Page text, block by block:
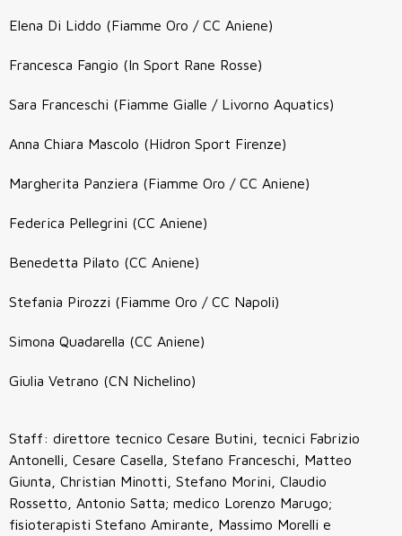
Elena Di Liddo (Fiamme Oro / CC Aniene)
Francesca Fangio (In Sport Rane Rosse)
Sara Franceschi (Fiamme Gialle / Livorno Aquatics)
Anna Chiara Mascolo (Hidron Sport Firenze)
Margherita Panziera (Fiamme Oro / CC Aniene)
Federica Pellegrini (CC Aniene)
Benedetta Pilato (CC Aniene)
Stefania Pirozzi (Fiamme Oro / CC Napoli)
Simona Quadarella (CC Aniene)
Giulia Vetrano (CN Nichelino)
Staff: direttore tecnico Cesare Butini, tecnici Fabrizio
Antonelli, Cesare Casella, Stefano Franceschi, Matteo
Giunta, Christian Minotti, Stefano Morini, Claudio
Rossetto, Antonio Satta; medico Lorenzo Marugo;
fisioterapisti Stefano Amirante, Massimo Morelli e